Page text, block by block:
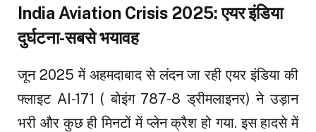
India Aviation Crisis 2025: एयर इंडिया
दुर्घटना-सबसे भयावह
जून 2025 में अहमदाबाद से लंदन जा रही एयर इंडिया की
फ्लाइट AI-171 ( बोइंग 787-8 ड्रीमलाइनर) ने उड़ान
भरी और कुछ ही मिनटों में प्लेन क्रैश हो गया. इस हादसे में